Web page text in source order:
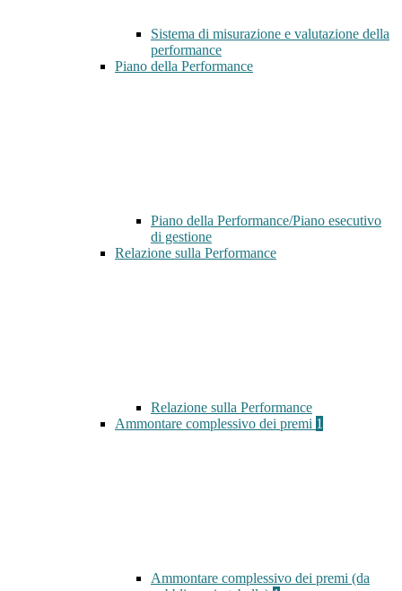
Sistema di misurazione e valutazione della
performance
Piano della Performance
Piano della Performance/Piano esecutivo
di gestione
Relazione sulla Performance
Relazione sulla Performance
Ammontare complessivo dei premi 1
Ammontare complessivo dei premi (da